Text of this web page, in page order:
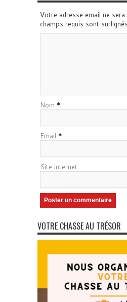
Votre adresse email ne sera
champs requis sont surlignés
Nom *
Email *
Site internet
VOTRE CHASSE AU TRÉSOR